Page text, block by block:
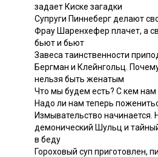
задает Киске загадки
Супруги Пиннеберг делают
Фрау Шаренхефер плачет, а
бьют и бьют
Завеса таинственности
Бергман и Клейнгольц.
нельзя быть женатым
Что мы будем есть? С кем
Надо ли нам теперь
Измывательство начинается.
демонический Шульц и
в беду
Гороховый суп приготовлен,